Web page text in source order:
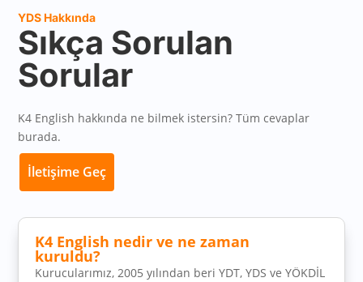
YDS Hakkında
Sıkça Sorulan
Sorular
K4 English hakkında ne bilmek istersin? Tüm cevaplar
burada.
İletişime Geç
K4 English nedir ve ne zaman
kuruldu?
Kurucularımız, 2005 yılından beri YDT, YDS ve YÖKDİL